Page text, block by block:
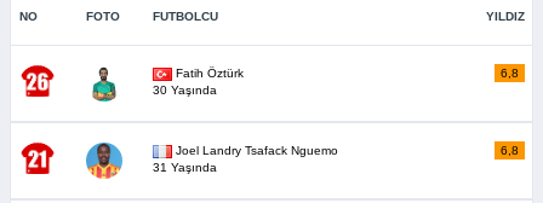
NO FOTO FUTBOLCU YILDIZ
Fatih Öztürk
30 Yaşında
6,8
Joel Landry Tsafack Nguemo
31 Yaşında
6,8